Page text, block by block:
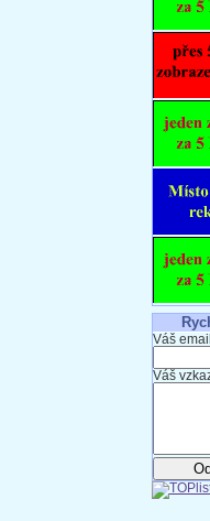
Váš email
Váš